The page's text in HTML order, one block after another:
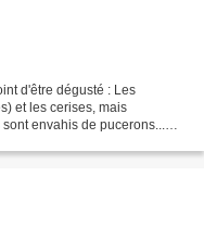
d'être dégusté : Les
et les cerises, mais
envahis de pucerons...